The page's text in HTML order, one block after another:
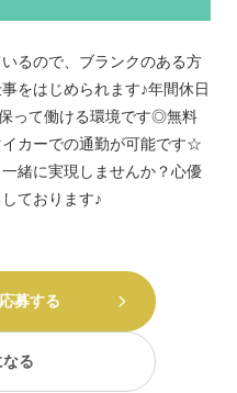
るので、ブランクのある方
をはじめられます♪年間休日
って働ける環境です◎無料
カーでの通勤が可能です☆
緒に実現しませんか？心優
ております♪
募する
る